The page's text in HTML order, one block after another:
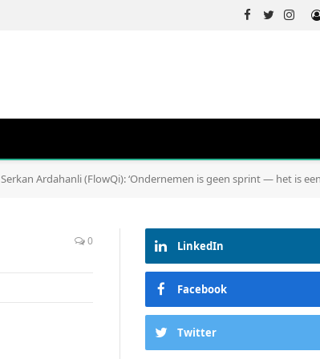
Facebook
Twitter
Serkan Ardahanli (FlowQi): ‘Ondernemen is geen sprint — het is
0 LinkedIn
Facebook
Twitter